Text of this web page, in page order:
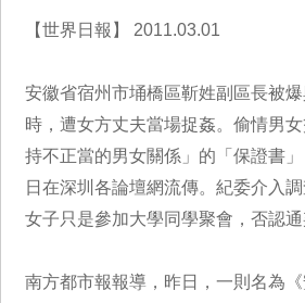
【世界日報】 2011.03.01
安徽省宿州市埇橋區靳姓副區長被
時，遭女方丈夫當場捉姦。偷情男
持不正當的男女關係」的「保證書
日在深圳各論壇網流傳。紀委介入
女子只是參加大學同學聚會，否認通
南方都市報報導，昨日，一則名為